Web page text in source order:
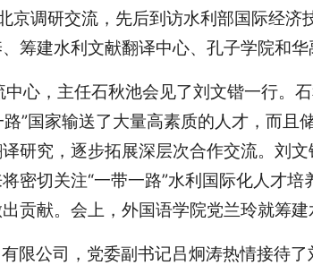
调研交流，先后到访水利部国际经
筹建水利文献翻译中心、孔子学院和华
心，主任石秋池会见了刘文锴一行。
”国家输送了大量高素质的人才，而
研究，逐步拓展深层次合作交流。刘
密切关注“一带一路”水利国际化人才
贡献。会上，外国语学院党兰玲就筹
限公司，党委副书记吕炯涛热情接待